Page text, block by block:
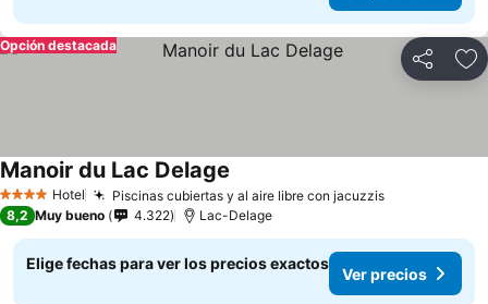
Compartir
Opción destacada
4 EstrellasHotel Piscinas cubiertas y al aire libre con jacuzzis
Manoir du Lac Delage
8,2 Muy bueno 4.322 Lac-Delage
Elige fechas para ver los precios exactos
Ver precios